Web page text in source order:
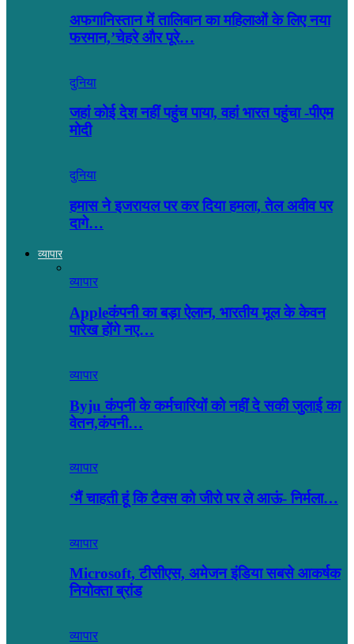
अफगानिस्तान में तालिबान का महिलाओं के लिए नया
फरमान,’चेहरे और पूरे…
दुनिया
जहां कोई देश नहीं पहुंच पाया, वहां भारत पहुंचा -पीएम
मोदी
दुनिया
हमास ने इजरायल पर कर दिया हमला, तेल अवीव पर
दागे…
व्यापार
व्यापार
Appleकंपनी का बड़ा ऐलान, भारतीय मूल के केवन
पारेख होंगे नए…
व्यापार
Byju कंपनी के कर्मचारियों को नहीं दे सकी जुलाई का
वेतन,कंपनी…
व्यापार
‘मैं चाहती हूं कि टैक्स को जीरो पर ले आऊं- निर्मला…
व्यापार
Microsoft, टीसीएस, अमेजन इंडिया सबसे आकर्षक
नियोक्ता ब्रांड
व्यापार